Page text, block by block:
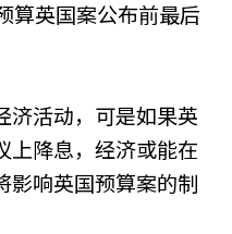
算英国案公布前最后
济活动，可是如果英
上降息，经济或能在
影响英国预算案的制